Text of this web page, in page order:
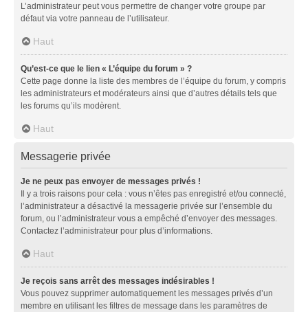
L’administrateur peut vous permettre de changer votre groupe par
défaut via votre panneau de l’utilisateur.
Haut
Qu’est-ce que le lien « L’équipe du forum » ?
Cette page donne la liste des membres de l’équipe du forum, y compris
les administrateurs et modérateurs ainsi que d’autres détails tels que
les forums qu’ils modèrent.
Haut
Messagerie privée
Je ne peux pas envoyer de messages privés !
Il y a trois raisons pour cela : vous n’êtes pas enregistré et/ou connecté,
l’administrateur a désactivé la messagerie privée sur l’ensemble du
forum, ou l’administrateur vous a empêché d’envoyer des messages.
Contactez l’administrateur pour plus d’informations.
Haut
Je reçois sans arrêt des messages indésirables !
Vous pouvez supprimer automatiquement les messages privés d’un
membre en utilisant les filtres de message dans les paramètres de